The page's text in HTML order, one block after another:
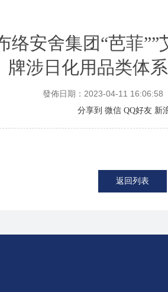
络安舍集团“芭菲””
牌涉日化用品类体
發佈日期：2023-04-11 16:06:58
分享到 微信 QQ好友 新
返回列表